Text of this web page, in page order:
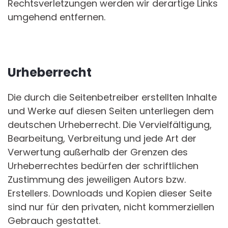
Rechtsverletzungen werden wir derartige Links
umgehend entfernen.
Urheberrecht
Die durch die Seitenbetreiber erstellten Inhalte
und Werke auf diesen Seiten unterliegen dem
deutschen Urheberrecht. Die Vervielfältigung,
Bearbeitung, Verbreitung und jede Art der
Verwertung außerhalb der Grenzen des
Urheberrechtes bedürfen der schriftlichen
Zustimmung des jeweiligen Autors bzw.
Erstellers. Downloads und Kopien dieser Seite
sind nur für den privaten, nicht kommerziellen
Gebrauch gestattet.